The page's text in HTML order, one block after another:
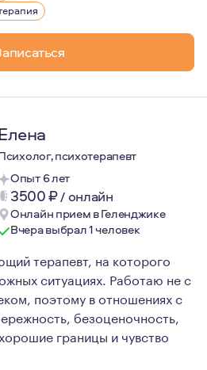
психотерапевт
Опыт 6 лет
3500₽/ онлайн
Онлайн прием в Геленджике
Вчера выбрал 1 человек
терапевт, на которого
ситуациях. Работаю не с
поэтому в отношениях с
безоценочность,
границы и чувство